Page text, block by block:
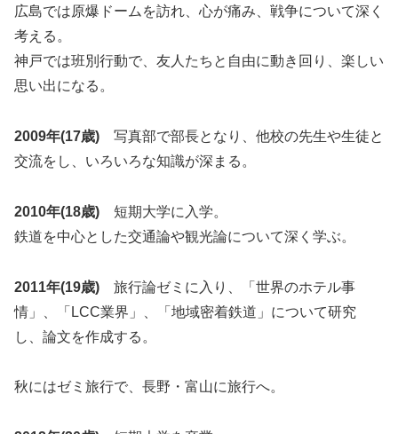
広島では原爆ドームを訪れ、心が痛み、戦争について深く
考える。
神戸では班別行動で、友人たちと自由に動き回り、楽しい
思い出になる。
2009年(17歳) 写真部で部長となり、他校の先生や生徒と
交流をし、いろいろな知識が深まる。
2010年(18歳) 短期大学に入学。
鉄道を中心とした交通論や観光論について深く学ぶ。
2011年(19歳) 旅行論ゼミに入り、「世界のホテル事
情」、「LCC業界」、「地域密着鉄道」について研究
し、論文を作成する。
秋にはゼミ旅行で、長野・富山に旅行へ。